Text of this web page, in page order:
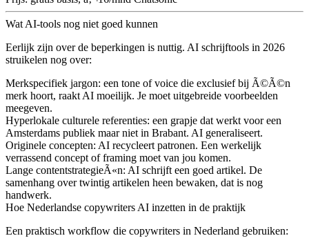
Wat AI-tools nog niet goed kunnen
Eerlijk zijn over de beperkingen is nuttig. AI schrijftools in 2026
struikelen nog over:
Merkspecifiek jargon: een tone of voice die exclusief bij Ã©Ã©n
merk hoort, raakt AI moeilijk. Je moet uitgebreide voorbeelden
meegeven.
Hyperlokale culturele referenties: een grapje dat werkt voor een
Amsterdams publiek maar niet in Brabant. AI generaliseert.
Originele concepten: AI recycleert patronen. Een werkelijk
verrassend concept of framing moet van jou komen.
Lange contentstrategieÃ«n: AI schrijft een goed artikel. De
samenhang over twintig artikelen heen bewaken, dat is nog
handwerk.
Hoe Nederlandse copywriters AI inzetten in de praktijk
Een praktisch workflow die copywriters in Nederland gebruiken: